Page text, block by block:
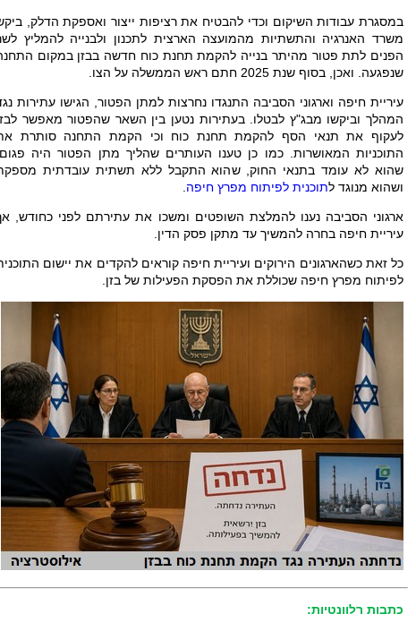
במסגרת עבודות השיקום וכדי להבטיח את רציפות ייצור ואספקת הדלק,
משרד האנרגיה והתשתיות מהמועצה הארצית לתכנון ולבנייה להמליץ
הפנים לתת פטור מהיתר בנייה להקמת תחנת כוח חדשה בבזן במקום
שנפגעה. ואכן, בסוף שנת 2025 חתם ראש הממשלה על הצו.
עיריית חיפה וארגוני הסביבה התנגדו נחרצות למתן הפטור, הגישו עתירות
המהלך וביקשו מבג"ץ לבטלו. בעתירות נטען בין השאר שהפטור מאפשר
לעקוף את תנאי הסף להקמת תחנת כוח וכי הקמת התחנה סותרת
התוכניות המאושרות. כמו כן טענו העותרים שהליך מתן הפטור היה
שהוא לא עומד בתנאי החוק, שהוא התקבל ללא תשתית עובדתית
ושהוא מנוגד לתוכנית לפיתוח מפרץ חיפה
ארגוני הסביבה נענו להמלצת השופטים ומשכו את עתירתם לפני כחודש,
עיריית חיפה בחרה להמשיך עד מתקן פסק הדין.
כל זאת כשהארגונים הירוקים ועיריית חיפה קוראים להקדים את יישום
לפיתוח מפרץ חיפה שכוללת את הפסקת הפעילות של בזן.
כתבות רלוונטיות: